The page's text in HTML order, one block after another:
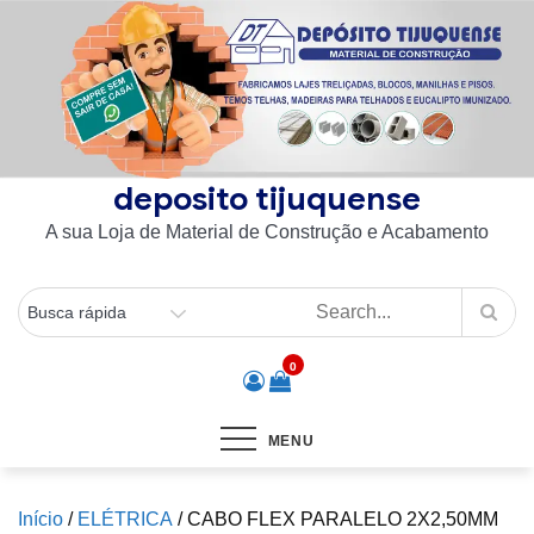
deposito tijuquense
A sua Loja de Material de Construção e Acabamento
0
MENU
Início / ELÉTRICA / CABO FLEX PARALELO 2X2,50MM